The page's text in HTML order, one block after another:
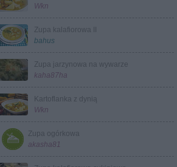
Wkn
Zupa kalafiorowa II
bahus
Zupa jarzynowa na wywarze
kaha87ha
Kartoflanka z dynią
Wkn
Zupa ogórkowa
akasha81